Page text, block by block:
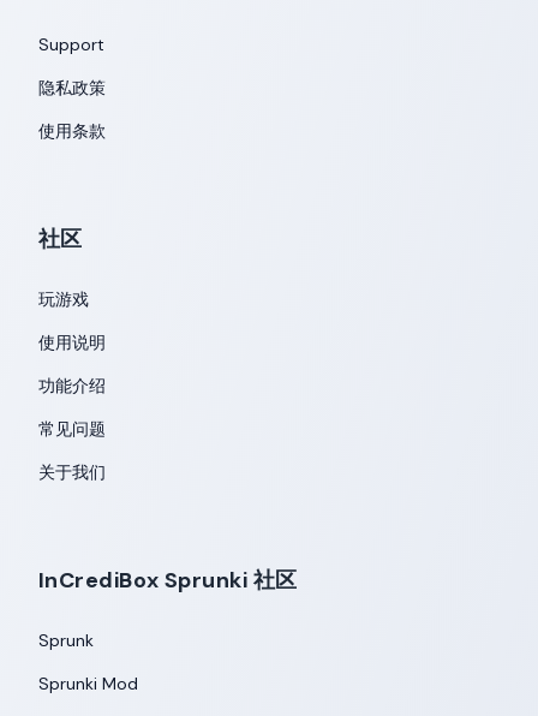
Support
隐私政策
使用条款
社区
玩游戏
使用说明
功能介绍
常见问题
关于我们
InCrediBox Sprunki 社区
Sprunk
Sprunki Mod